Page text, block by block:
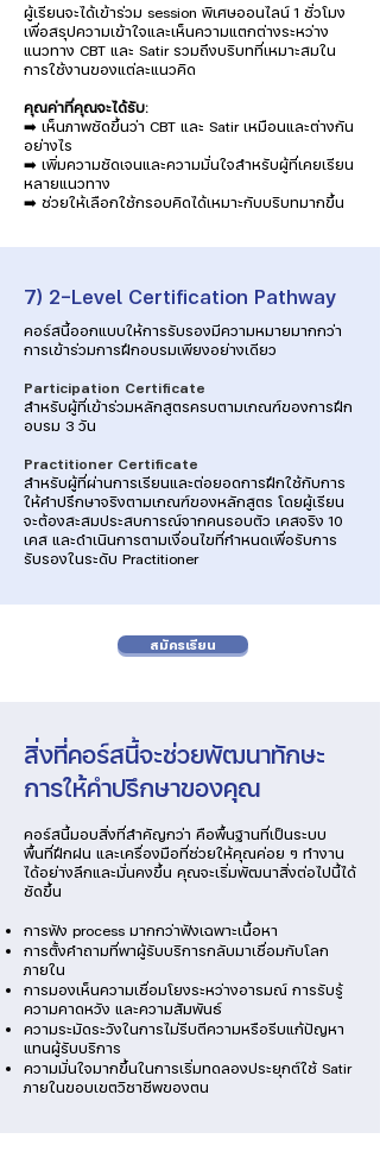
ผู้เรียนจะได้เข้าร่วม session พิเศษออนไลน์ 1 ชั่วโมง
เพื่อสรุปความเข้าใจและเห็นความแตกต่างระหว่าง
แนวทาง CBT และ Satir รวมถึงบริบทที่เหมาะสมใน
การใช้งานของแต่ละแนวคิด
คุณค่าที่คุณจะได้รับ:
➡️ เห็นภาพชัดขึ้นว่า CBT และ Satir เหมือนและต่างกัน
อย่างไร
➡️ เพิ่มความชัดเจนและความมั่นใจสำหรับผู้ที่เคยเรียน
หลายแนวทาง
➡️ ช่วยให้เลือกใช้กรอบคิดได้เหมาะกับบริบทมากขึ้น
7) 2-Level Certification Pathway
คอร์สนี้ออกแบบให้การรับรองมีความหมายมากกว่า
การเข้าร่วมการฝึกอบรมเพียงอย่างเดียว
Participation Certificate
สำหรับผู้ที่เข้าร่วมหลักสูตรครบตามเกณฑ์ของการฝึก
อบรม 3 วัน
Practitioner Certificate
สำหรับผู้ที่ผ่านการเรียนและต่อยอดการฝึกใช้กับการ
ให้คำปรึกษาจริงตามเกณฑ์ของหลักสูตร โดยผู้เรียน
จะต้องสะสมประสบการณ์จากคนรอบตัว เคสจริง 10
เคส และดำเนินการตามเงื่อนไขที่กำหนดเพื่อรับการ
รับรองในระดับ Practitioner
สมัครเรียน
สิ่งที่คอร์สนี้จะช่วยพัฒนาทักษะ
การให้คำปรึกษาของคุณ
คอร์สนี้มอบสิ่งที่สำคัญกว่า คือพื้นฐานที่เป็นระบบ
พื้นที่ฝึกฝน และเครื่องมือที่ช่วยให้คุณค่อย ๆ ทำงาน
ได้อย่างลึกและมั่นคงขึ้น คุณจะเริ่มพัฒนาสิ่งต่อไปนี้ได้
ชัดขึ้น
การฟัง process มากกว่าฟังเฉพาะเนื้อหา
การตั้งคำถามที่พาผู้รับบริการกลับมาเชื่อมกับโลก
ภายใน
การมองเห็นความเชื่อมโยงระหว่างอารมณ์ การรับรู้
ความคาดหวัง และความสัมพันธ์
ความระมัดระวังในการไม่รีบตีความหรือรีบแก้ปัญหา
แทนผู้รับบริการ
ความมั่นใจมากขึ้นในการเริ่มทดลองประยุกต์ใช้ Satir
ภายในขอบเขตวิชาชีพของตน